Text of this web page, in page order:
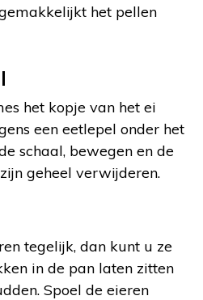
het pellen
het kopje van het ei
een eetlepel onder het
schaal, bewegen en de
geheel verwijderen.
tegelijk, dan kunt u ze
in de pan laten zitten
Spoel de eieren